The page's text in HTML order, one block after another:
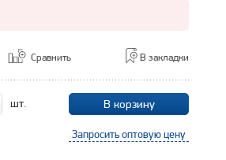
Сравнить В закладки
шт. В корзину
Запросить оптовую цену